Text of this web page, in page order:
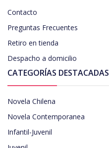
Contacto
Preguntas Frecuentes
Retiro en tienda
Despacho a domicilio
CATEGORÍAS DESTACADAS
Novela Chilena
Novela Contemporanea
Infantil-Juvenil